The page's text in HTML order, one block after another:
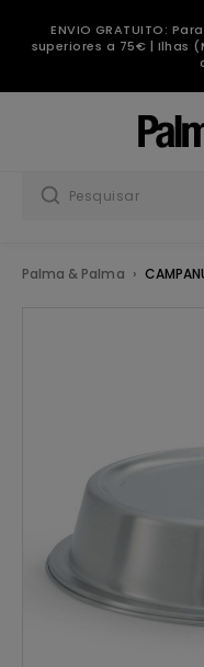
ENVIO GRATUITO:
superiores a 75€ | Ilhas
Palma & Palma